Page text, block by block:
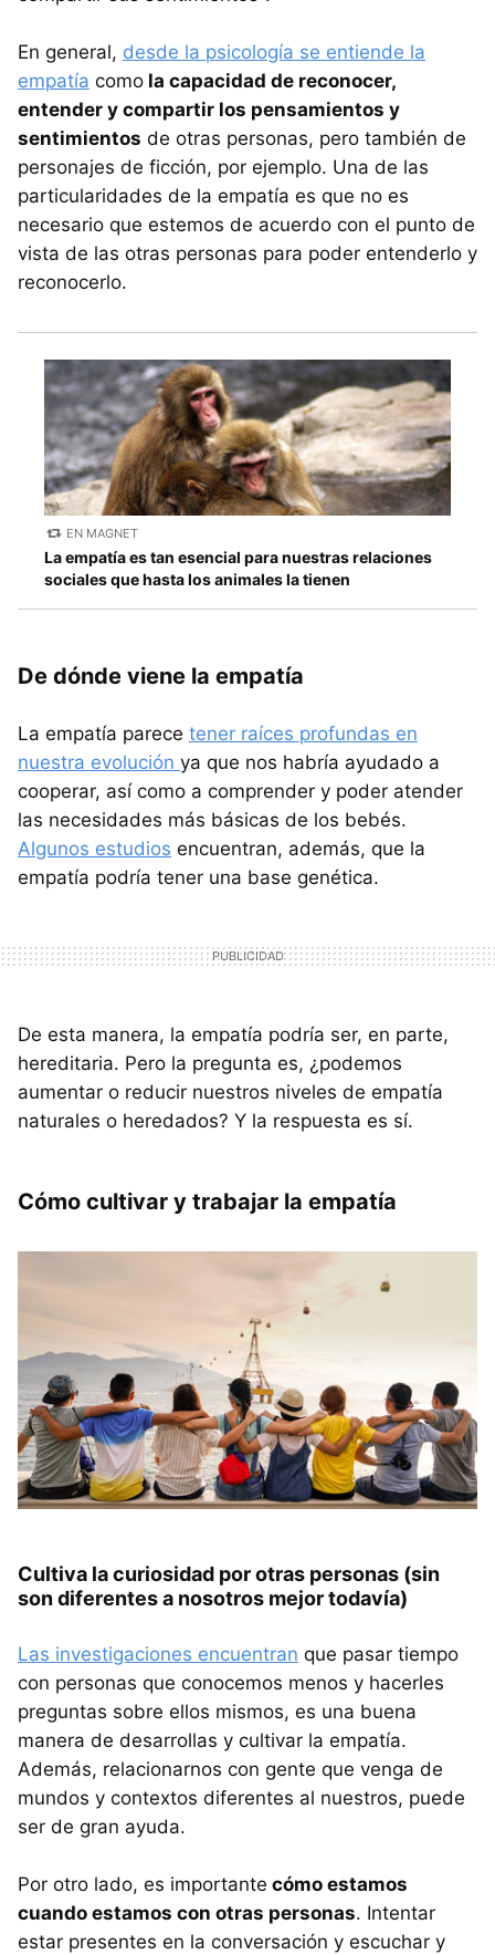
En general, desde la psicología se entiende la
empatía como la capacidad de reconocer,
entender y compartir los pensamientos y
sentimientos de otras personas, pero también de
personajes de ficción, por ejemplo. Una de las
particularidades de la empatía es que no es
necesario que estemos de acuerdo con el punto de
vista de las otras personas para poder entenderlo y
reconocerlo.
EN MAGNET
La empatía es tan esencial para nuestras relaciones
sociales que hasta los animales la tienen
De dónde viene la empatía
La empatía parece tener raíces profundas en
nuestra evolución ya que nos habría ayudado a
cooperar, así como a comprender y poder atender
las necesidades más básicas de los bebés.
Algunos estudios encuentran, además, que la
empatía podría tener una base genética.
De esta manera, la empatía podría ser, en parte,
hereditaria. Pero la pregunta es, ¿podemos
aumentar o reducir nuestros niveles de empatía
naturales o heredados? Y la respuesta es sí.
Cómo cultivar y trabajar la empatía
Cultiva la curiosidad por otras personas (sin
son diferentes a nosotros mejor todavía)
Las investigaciones encuentran que pasar tiempo
con personas que conocemos menos y hacerles
preguntas sobre ellos mismos, es una buena
manera de desarrollas y cultivar la empatía.
Además, relacionarnos con gente que venga de
mundos y contextos diferentes al nuestros, puede
ser de gran ayuda.
Por otro lado, es importante cómo estamos
cuando estamos con otras personas. Intentar
estar presentes en la conversación y escuchar y